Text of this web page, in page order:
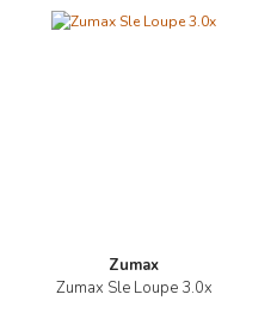
Zumax
Zumax Sle Loupe 3.0x